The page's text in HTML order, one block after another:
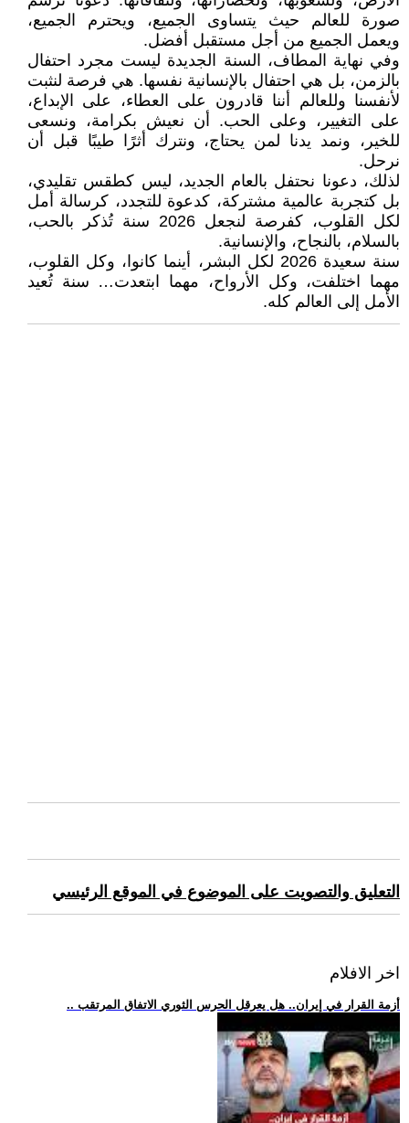
صورة للعالم حيث يتساوى الجميع، ويحترم الجميع،
ويعمل الجميع من أجل مستقبل أفضل.
وفي نهاية المطاف، السنة الجديدة ليست مجرد احتفال
بالزمن، بل هي احتفال بالإنسانية نفسها. هي فرصة لنثبت
لأنفسنا وللعالم أننا قادرون على العطاء، على الإبداع،
على التغيير، وعلى الحب. أن نعيش بكرامة، ونسعى
للخير، ونمد يدنا لمن يحتاج، ونترك أثرًا طيبًا قبل أن
نرحل.
لذلك، دعونا نحتفل بالعام الجديد، ليس كطقس تقليدي،
بل كتجربة عالمية مشتركة، كدعوة للتجدد، كرسالة أمل
لكل القلوب، كفرصة لنجعل 2026 سنة تُذكر بالحب،
بالسلام، بالنجاح، والإنسانية.
سنة سعيدة 2026 لكل البشر، أينما كانوا، وكل القلوب،
مهما اختلفت، وكل الأرواح، مهما ابتعدت… سنة تُعيد
الأمل إلى العالم كله.
التعليق والتصويت على الموضوع في الموقع الرئيسي
اخر الافلام
.. أزمة القرار في إيران.. هل يعرقل الحرس الثوري الاتفاق المرتقب